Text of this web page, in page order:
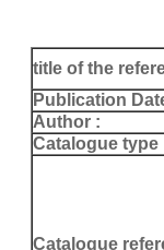
title of the
Publication
Author :
Catalogue type
Catalogue